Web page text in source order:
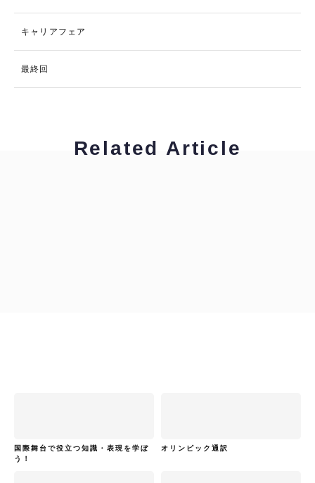
キャリアフェア
最終回
Related Article
国際舞台で役立つ知識・表現を学ぼ
う！
オリンピック通訳